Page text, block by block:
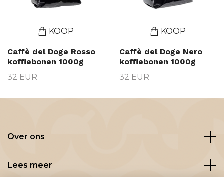
KOOP
Caffè del Doge Rosso
koffiebonen 1000g
32 EUR
KOOP
Caffè del Doge Nero
koffiebonen 1000g
32 EUR
Over ons
Lees meer